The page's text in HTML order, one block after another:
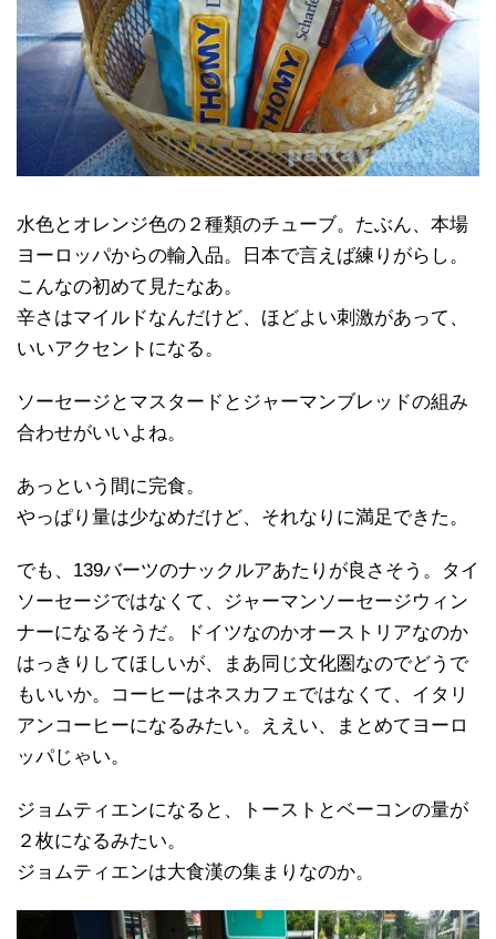
水色とオレンジ色の２種類のチューブ。たぶん、本場
ヨーロッパからの輸入品。日本で言えば練りがらし。
こんなの初めて見たなあ。
辛さはマイルドなんだけど、ほどよい刺激があって、
いいアクセントになる。
ソーセージとマスタードとジャーマンブレッドの組み
合わせがいいよね。
あっという間に完食。
やっぱり量は少なめだけど、それなりに満足できた。
でも、139バーツのナックルアあたりが良さそう。タイ
ソーセージではなくて、ジャーマンソーセージウィン
ナーになるそうだ。ドイツなのかオーストリアなのか
はっきりしてほしいが、まあ同じ文化圏なのでどうで
もいいか。コーヒーはネスカフェではなくて、イタリ
アンコーヒーになるみたい。ええい、まとめてヨーロ
ッパじゃい。
ジョムティエンになると、トーストとベーコンの量が
２枚になるみたい。
ジョムティエンは大食漢の集まりなのか。